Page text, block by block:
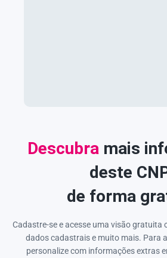
Descubra mais
deste
de forma
Cadastre-se e acesse uma visão gratuita
dados cadastrais e muito mais. Para
personalize com informações extras